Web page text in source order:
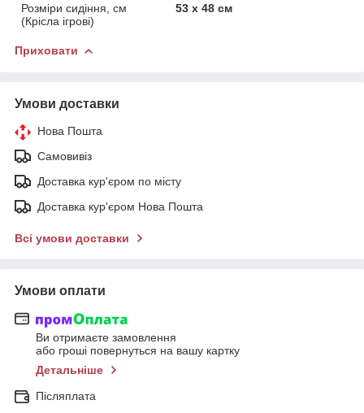
Розміри сидіння, см
(Крісла ігрові)
53 х 48 см
Приховати
Умови доставки
Нова Пошта
Самовивіз
Доставка кур'єром по місту
Доставка кур'єром Нова Пошта
Всі умови доставки
Умови оплати
Ви отримаєте замовлення
або гроші повернуться на вашу картку
Детальніше
Післяплата